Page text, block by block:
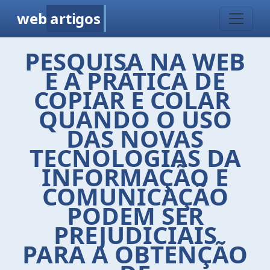
web artigos
PESQUISA NA WEB
E A PRÁTICA DE
COPIAR E COLAR 
QUANDO O USO
DAS NOVAS
TECNOLOGIAS DA
INFORMAÇÃO E
COMUNICAÇÃO
PODEM SER
PREJUDICIAIS
PARA A OBTENÇÃO